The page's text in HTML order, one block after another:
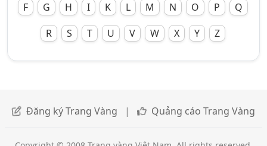
F
G H I K L M N O P
Q
R
S T U V W X Y Z
Đăng ký Trang Vàng | Quảng cáo Trang Vàng